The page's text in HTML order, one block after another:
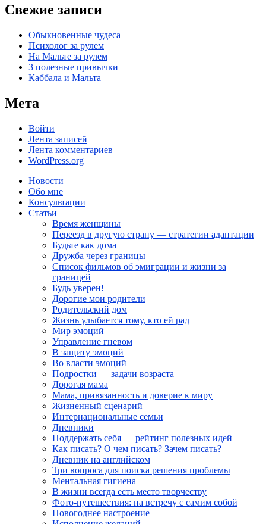
Свежие записи
Обыкновенные чудеса
Психолог за рулем
На Мальте за рулем
3 полезные привычки
Каббала и Мальта
Мета
Войти
Лента записей
Лента комментариев
WordPress.org
Новости
Обо мне
Консультации
Статьи
Время женщины
Переезд в другую страну — стратегии адаптации
Будьте как дома
Дружба через границы
Список фильмов об эмиграции и жизни за
границей
Будь уверен!
Дорогие мои родители
Родительский дом
Жизнь улыбается тому, кто ей рад
Мир эмоций
Управление гневом
В защиту эмоций
Во власти эмоций
Подростки — задачи возраста
Дорогая мама
Мама, привязанность и доверие к миру
Жизненный сценарий
Интернациональные семьи
Дневники
Поддержать себя — рейтинг полезных идей
Как писать? О чем писать? Зачем писать?
Дневник на английском
Три вопроса для поиска решения проблемы
Ментальная гигиена
В жизни всегда есть место творчеству
Фото-путешествия: на встречу с самим собой
Новогоднее настроение